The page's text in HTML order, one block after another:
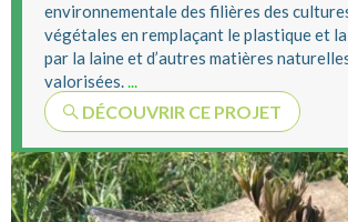
environnementale des filières des
végétales en remplaçant le plastique et
par la laine et d’autres matières
valorisées....
DÉCOUVRIR CE PROJET